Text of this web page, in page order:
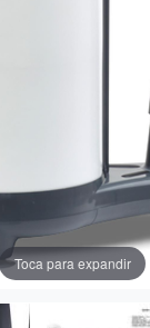
Toca para expandir